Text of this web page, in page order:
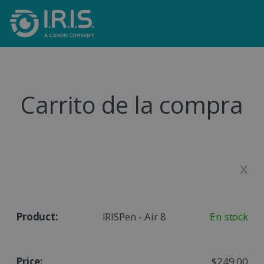
Carrito de la compra
x
IRISPen - Air 8 En stock